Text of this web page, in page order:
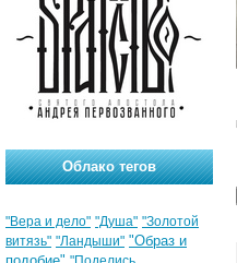
Облако тегов
"Вера и дело" "Душа" "Золотой
витязь" "Ландыши" "Образ и